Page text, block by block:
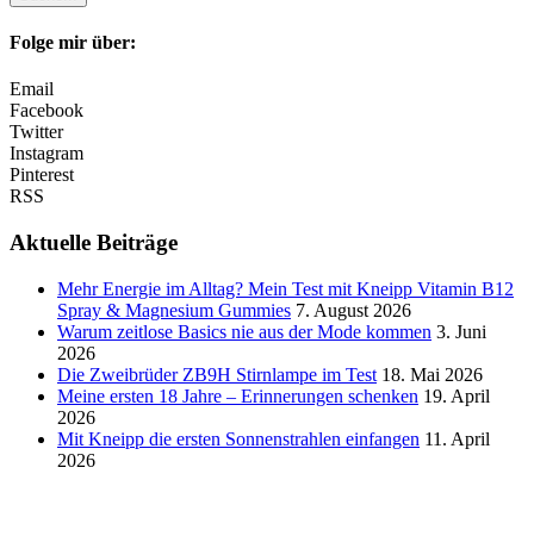
Folge mir über:
Email
Facebook
Twitter
Instagram
Pinterest
RSS
Aktuelle Beiträge
Mehr Energie im Alltag? Mein Test mit Kneipp Vitamin B12
Spray & Magnesium Gummies 7. August 2026
Warum zeitlose Basics nie aus der Mode kommen 3. Juni
2026
Die Zweibrüder ZB9H Stirnlampe im Test 18. Mai 2026
Meine ersten 18 Jahre – Erinnerungen schenken 19. April
2026
Mit Kneipp die ersten Sonnenstrahlen einfangen 11. April
2026